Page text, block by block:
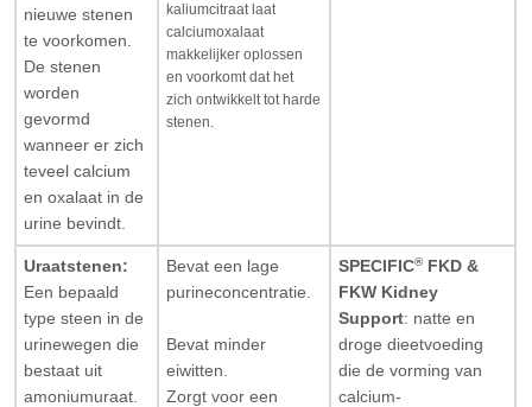
nieuwe stenen
te voorkomen.
De stenen
worden
gevormd
wanneer er zich
teveel calcium
en oxalaat in de
urine bevindt.
kaliumcitraat laat
calciumoxalaat
makkelijker oplossen
en voorkomt dat het
zich ontwikkelt tot harde
stenen.
Uraatstenen:
Een bepaald
type steen in de
urinewegen die
bestaat uit
amoniumuraat.
Bevat een lage
purineconcentratie.
Bevat minder
eiwitten.
Zorgt voor een
SPECIFIC®FKD &
FKW Kidney
Support: natte en
droge dieetvoeding
die de vorming van
calcium-